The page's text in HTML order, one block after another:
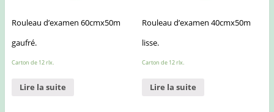
Rouleau d’examen 60cmx50m
gaufré.
Carton de 12 rlx.
Lire la suite
Rouleau d’examen 40cmx50m
lisse.
Carton de 12 rlx.
Lire la suite